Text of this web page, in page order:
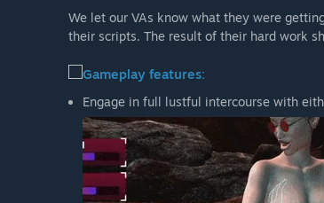
We let our VAs know what they were
their scripts. The result of their hard work
Gameplay features:
Engage in full lustful intercourse with